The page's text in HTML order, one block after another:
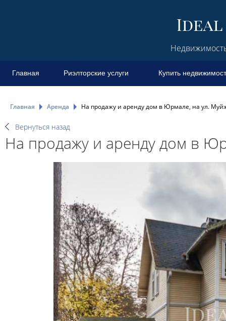
Главная Риэлторские услуги Купить
Главная Аренда На продажу и аренду дом в Юрмале, на ул.
Вернуться назад
На продажу и аренду дом в